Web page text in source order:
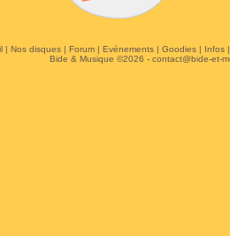
| Nos disques| Forum| Evénements| Goodies| Infos
Bide & Musique ©2026 - contact@bide-et-